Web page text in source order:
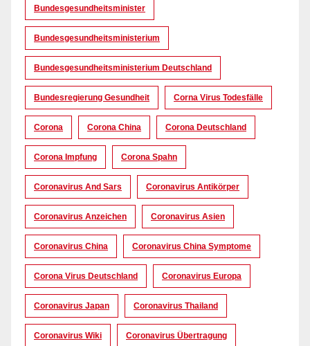
Bundesgesundheitsminister
Bundesgesundheitsministerium
Bundesgesundheitsministerium Deutschland
Bundesregierung Gesundheit Corna Virus Todesfälle
Corona Corona China Corona Deutschland
Corona Impfung Corona Spahn
Coronavirus And Sars Coronavirus Antikörper
Coronavirus Anzeichen Coronavirus Asien
Coronavirus China Coronavirus China Symptome
Corona Virus Deutschland Coronavirus Europa
Coronavirus Japan Coronavirus Thailand
Coronavirus Wiki Coronavirus Übertragung